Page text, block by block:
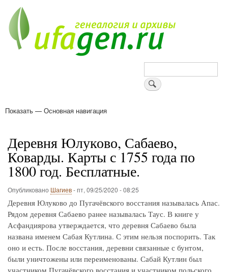
основному
содержанию
Поиск
Основная
Показать — Основная навигация
Деревня Юлуково, Сабаево,
Коварды. Карты с 1755 года по
1800 год. Бесплатные.
Опубликовано Шагиев-пт, 09/25/2020 - 08:25
Деревня Юлуково до Пугачёвского восстания называлась Апас.
Рядом деревня Сабаево ранее называлась Таус. В книге у
Асфандиярова утверждается, что деревня Сабаево была
названа именем Сабая Кутлина. С этим нельзя поспорить. Так
оно и есть. После восстания, деревни связанные с бунтом,
были уничтожены или переименованы. Сабай Кутлин был